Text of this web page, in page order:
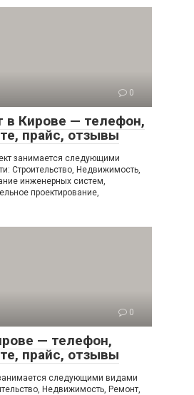
0
в Кирове — телефон,
прайс, отзывы
занимается следующими
Строительство, Недвижимость,
инженерных систем,
проектирование,
0
— телефон,
прайс, отзывы
следующими видами
Недвижимость, Ремонт,